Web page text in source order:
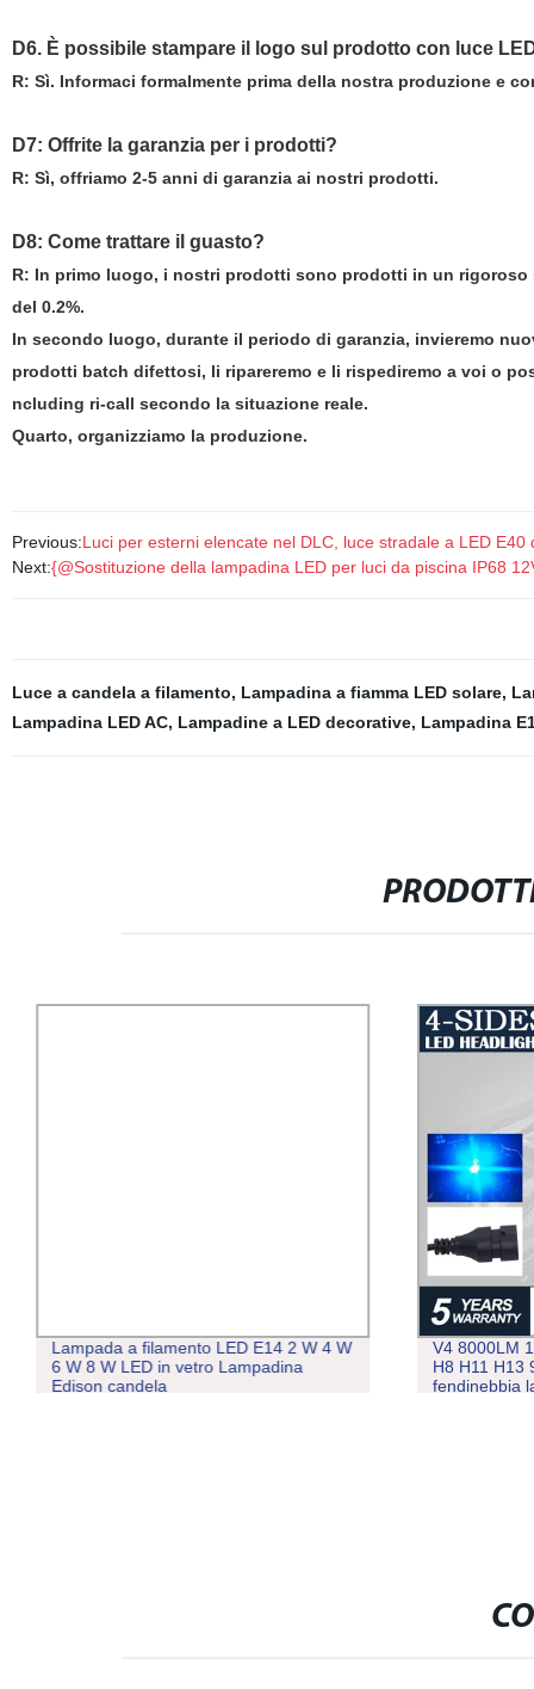
D6. È possibile stampare il logo sul prodotto con luce
R: Sì. Informaci formalmente prima della nostra produzione e
D7: Offrite la garanzia per i prodotti?
R: Sì, offriamo 2-5 anni di garanzia ai nostri prodotti.
D8: Come trattare il guasto?
R: In primo luogo, i nostri prodotti sono prodotti in un
del 0.2%.
In secondo luogo, durante il periodo di garanzia, invieremo
prodotti batch difettosi, li ripareremo e li rispediremo a voi o
ncluding ri-call secondo la situazione reale.
Quarto, organizziamo la produzione.
Previous:Luci per esterni elencate nel DLC, luce stradale a LED
Next:{@Sostituzione della lampadina LED per luci da piscina IP68
Luce a candela a filamento, Lampadina a fiamma LED solare,
Lampadina LED AC, Lampadine a LED decorative, Lampadina
Lampada a filamento LED E14 2 W 4 W
6 W 8 W LED in vetro Lampadina
Edison candela
V4 8000LM
H8 H11 H13
fendinebbia